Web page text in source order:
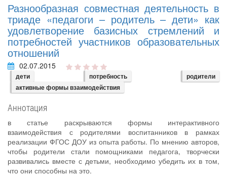
Разнообразная совместная деятельность в
триаде «педагоги – родитель – дети» как
удовлетворение базисных стремлений и
потребностей участников образовательных
отношений
02.07.2015
дети потребность
родители
активные формы взаимодействия
Аннотация
в статье раскрываются формы интерактивного
взаимодействия с родителями воспитанников в рамках
реализации ФГОС ДОУ из опыта работы. По мнению авторов,
чтобы родители стали помощниками педагога, творчески
развивались вместе с детьми, необходимо убедить их в том,
что они способны на это.